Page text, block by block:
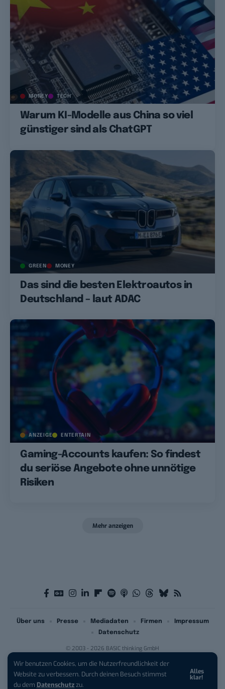
Wir benutzen Cookies, um die Nutzerfreundlichkeit der
Website zu verbessern. Durch deinen Besuch stimmst
du dem Datenschutzzu.
Alles
klar!
MONEY TECH
Warum KI-Modelle aus China so viel
günstiger sind als ChatGPT
GREEN MONEY
Das sind die besten Elektroautos in
Deutschland – laut ADAC
ANZEIGE ENTERTAIN
Gaming-Accounts kaufen: So findest
du seriöse Angebote ohne unnötige
Risiken
Mehr anzeigen
© 2003 - 2026 BASIC thinking GmbH
Über uns Presse Mediadaten Firmen
Impressum
Datenschutz